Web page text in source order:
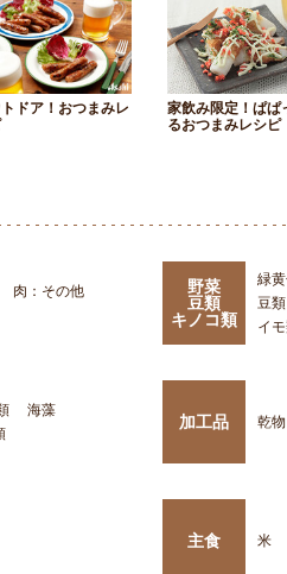
ドア！おつまみレ
家飲み限定！ぱぱ
るおつまみレシピ
肉：その他
野菜
豆類
キノコ類
緑
豆
イ
海藻
加工品 乾物
主食 米